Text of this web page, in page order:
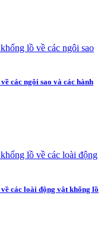
các ngôi sao và các hành
các loài động vật khổng lồ